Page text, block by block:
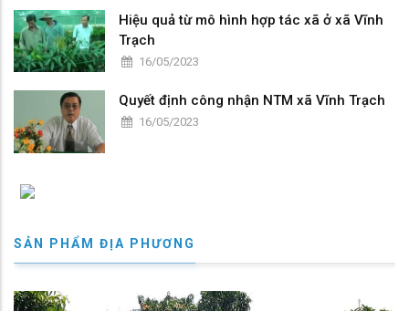
Hiệu quả từ mô hình hợp tác xã ở xã Vĩnh
Trạch
16/05/2023
Quyết định công nhận NTM xã Vĩnh Trạch
16/05/2023
SẢN PHẨM ĐỊA PHƯƠNG